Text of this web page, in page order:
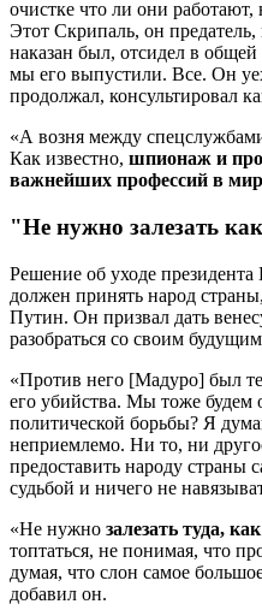
очистке что ли они
Этот Скрипаль, он предатель,
наказан был, отсидел в
мы его выпустили. Все. Он
продолжал, консультировал
«А возня между
Как известно, шпионаж и
важнейших профессий в
"Не нужно залезать
Решение об уходе
должен принять народ
Путин. Он призвал дать
разобраться со своим
«Против него [Мадуро] был
его убийства. Мы тоже будем
политической борьбы? Я
неприемлемо. Ни то, ни
предоставить народу страны
судьбой и ничего не
«Не нужно залезать туда,
топтаться, не понимая, что
думая, что слон самое
добавил он.